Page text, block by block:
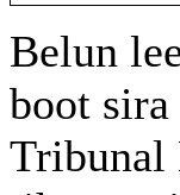
Belun
boot sira
Tribunal